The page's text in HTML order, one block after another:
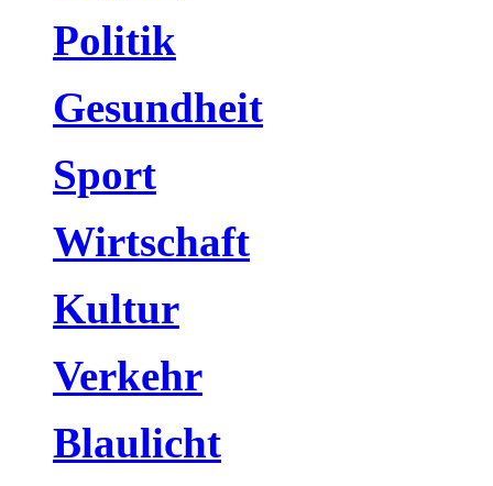
Politik
Gesundheit
Sport
Wirtschaft
Kultur
Verkehr
Blaulicht